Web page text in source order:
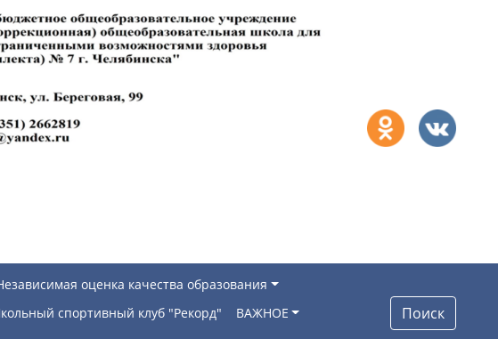
оценка качества образования
спортивный клуб "Рекорд"
ВАЖНОЕ
Поиск